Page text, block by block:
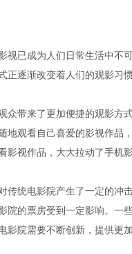
视已成为人们日常生活中不
正逐渐改变着人们的观影习
众带来了更加便捷的观影方
地观看自己喜爱的影视作品
影视作品，大大拉动了手机
传统电影院产生了一定的冲
院的票房受到一定影响。一
影院需要不断创新，提供更